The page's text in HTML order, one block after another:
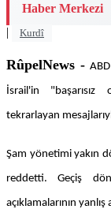
Haber Merkezi
|
Kurdî
RûpelNews -
İsrail'in "başarısız
tekrarlayan
Şam yönetimi yakın
reddetti. Geçiş
açıklamalarının yanlış